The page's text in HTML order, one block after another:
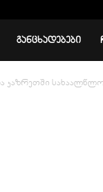
ᲒᲐᲜᲪᲮᲐᲓᲔᲑᲔᲑᲘ
კაზრეთში